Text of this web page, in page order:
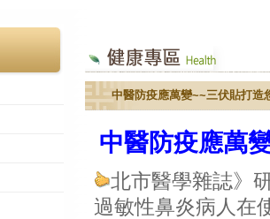
中醫防疫應萬變~~三伏貼打造
中醫防疫應萬
北市醫學雜誌》
過敏性鼻炎病人在